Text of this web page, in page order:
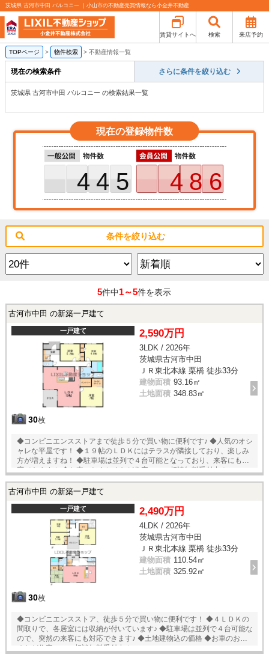
茨城県 古河市中田 バルコニー ｜小山市の不動産売買情報なら小金井不動産
賃貸サイトへ 検索 来店予約
TOPページ > 物件検索 > 不動産情報一覧
現在の検索条件 さらに条件を絞り込む
茨城県 古河市中田 バルコニー の検索結果一覧
現在の登録物件数
445 486
条件を絞り込む
5件中1～5件を表示
古河市中田 の新築一戸建て
一戸建て
30枚
2,590万円
3LDK / 2026年
茨城県古河市中田
ＪＲ東北本線 栗橋 徒歩33分
建物面積 93.16㎡
土地面積 348.83㎡
◆コンビニエンスストアまで徒歩５分で買い物に便利です♪ ◆人気のオシ
ャレな平屋です！ ◆１９帖のＬＤＫにはテラスが隣接しており、楽しみ
方が増えますね！ ◆駐車場は並列で４台可能となっており、来客にも対
応できます！ ◆お車のおまとめなど住宅ローン相談無料受付中！
古河市中田 の新築一戸建て
一戸建て
30枚
2,490万円
4LDK / 2026年
茨城県古河市中田
ＪＲ東北本線 栗橋 徒歩33分
建物面積 110.54㎡
土地面積 325.92㎡
◆コンビニエンスストア、徒歩５分で買い物に便利です！ ◆４ＬＤＫの
間取りで、各居室には収納が付いています♪ ◆駐車場は並列で４台可能な
ので、突然の来客にも対応できます♪ ◆土地建物込の価格 ◆お車のおまと
めなど住宅ローン相談無料受付中！